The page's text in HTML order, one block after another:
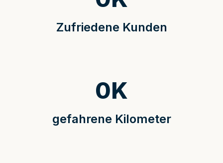
Zufriedene Kunden
gefahrene Kilometer
0K